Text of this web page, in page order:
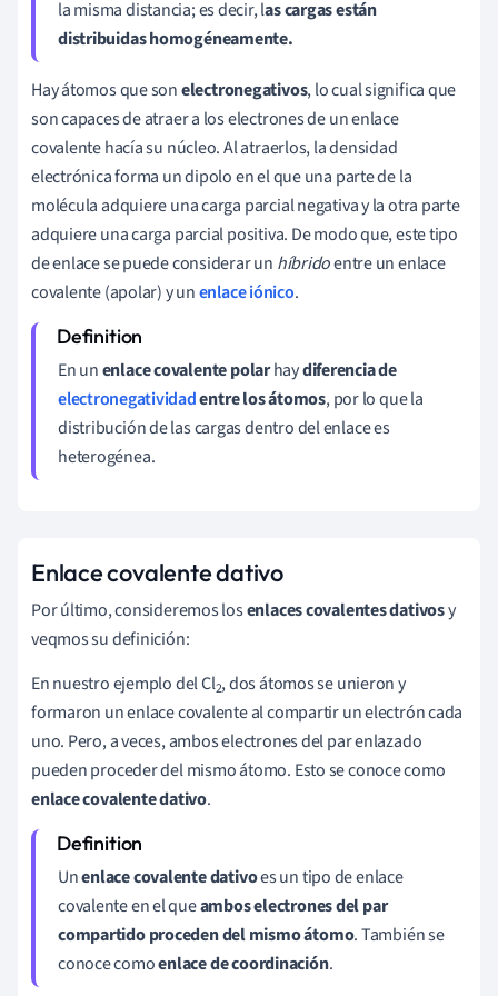
la misma distancia; es decir, las cargas están
distribuidas homogéneamente.
Hay átomos que sonelectronegativos, lo cual significa que
son capaces de atraer a los electrones de un enlace
covalente hacía su núcleo. Al atraerlos, la densidad
electrónica forma un dipolo en el que una parte de la
molécula adquiere una carga parcial negativa y la otra parte
adquiere una carga parcial positiva. De modo que, este tipo
de enlace se puede considerar un híbridoentre un enlace
covalente (apolar) y unenlace iónico.
En unenlace covalente polarhaydiferencia de
electronegatividadentre los átomos, por lo que la
distribución de las cargas dentro del enlace es
heterogénea.
Enlace covalente dativo
Por último, consideremos losenlaces covalentes dativosy
veqmos su definición:
En nuestro ejemplo del Cl2, dos átomos se unieron y
formaron un enlace covalente al compartir un electrón cada
uno. Pero, a veces, ambos electrones del par enlazado
pueden proceder del mismo átomo. Esto se conoce como
enlace covalente dativo.
Unenlace covalente dativoes un tipo de enlace
covalente en el queambos electrones del par
compartido proceden del mismo átomo. También se
conoce comoenlace de coordinación.